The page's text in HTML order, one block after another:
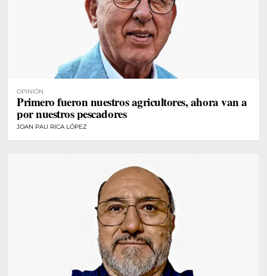
OPINIÓN
Primero fueron nuestros agricultores, ahora van a
por nuestros pescadores
JOAN PAU RICA LÓPEZ